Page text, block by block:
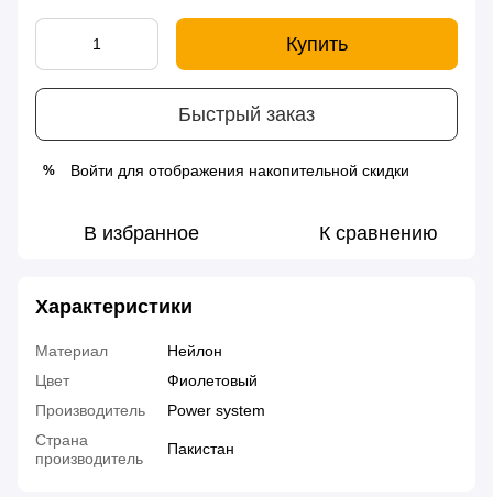
Купить
Быстрый заказ
% Войти для отображения накопительной скидки
В избранное К сравнению
Характеристики
Материал
Нейлон
Цвет
Фиолетовый
Производитель
Power system
Страна
производитель
Пакистан